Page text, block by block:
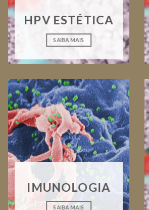
HPV ESTÉTICA
SAIBA MAIS
IMUNOLOGIA
SAIBA MAIS